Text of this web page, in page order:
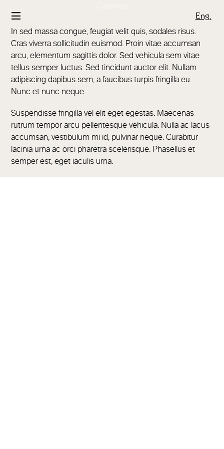
Eng.
In sed massa congue, feugiat velit quis, sodales risus.
Cras viverra sollicitudin euismod. Proin vitae accumsan
arcu, elementum sagittis dolor. Sed vehicula sem vitae
tellus semper luctus. Sed tincidunt auctor elit. Nullam
adipiscing dapibus sem, a faucibus turpis fringilla eu.
Nunc et nunc neque.
Suspendisse fringilla vel elit eget egestas. Maecenas
rutrum tempor arcu pellentesque vehicula. Nulla ac lacus
accumsan, vestibulum mi id, pulvinar neque. Curabitur
lacinia urna ac orci pharetra scelerisque. Phasellus et
semper est, eget iaculis urna.